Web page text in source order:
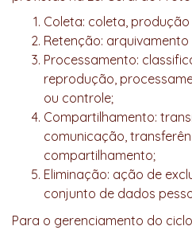
Coleta: coleta,
Retenção:
Processamento:
reprodução,
ou controle;
Compartilhamento:
comunicação,
compartilhamento;
Eliminação: ação de
conjunto de dados
Para o gerenciamento do